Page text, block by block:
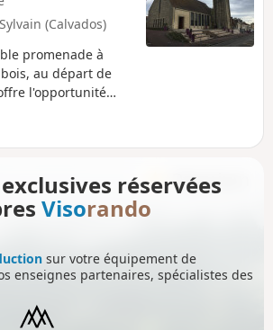
(Calvados)
promenade à
au départ de
l'opportunité
être découvert.
réservées
Visorando
sur votre équipement de
enseignes partenaires, spécialistes des